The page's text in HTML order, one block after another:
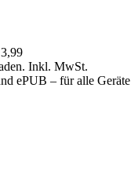
Inkl. MwSt.
ePUB – für alle Geräte